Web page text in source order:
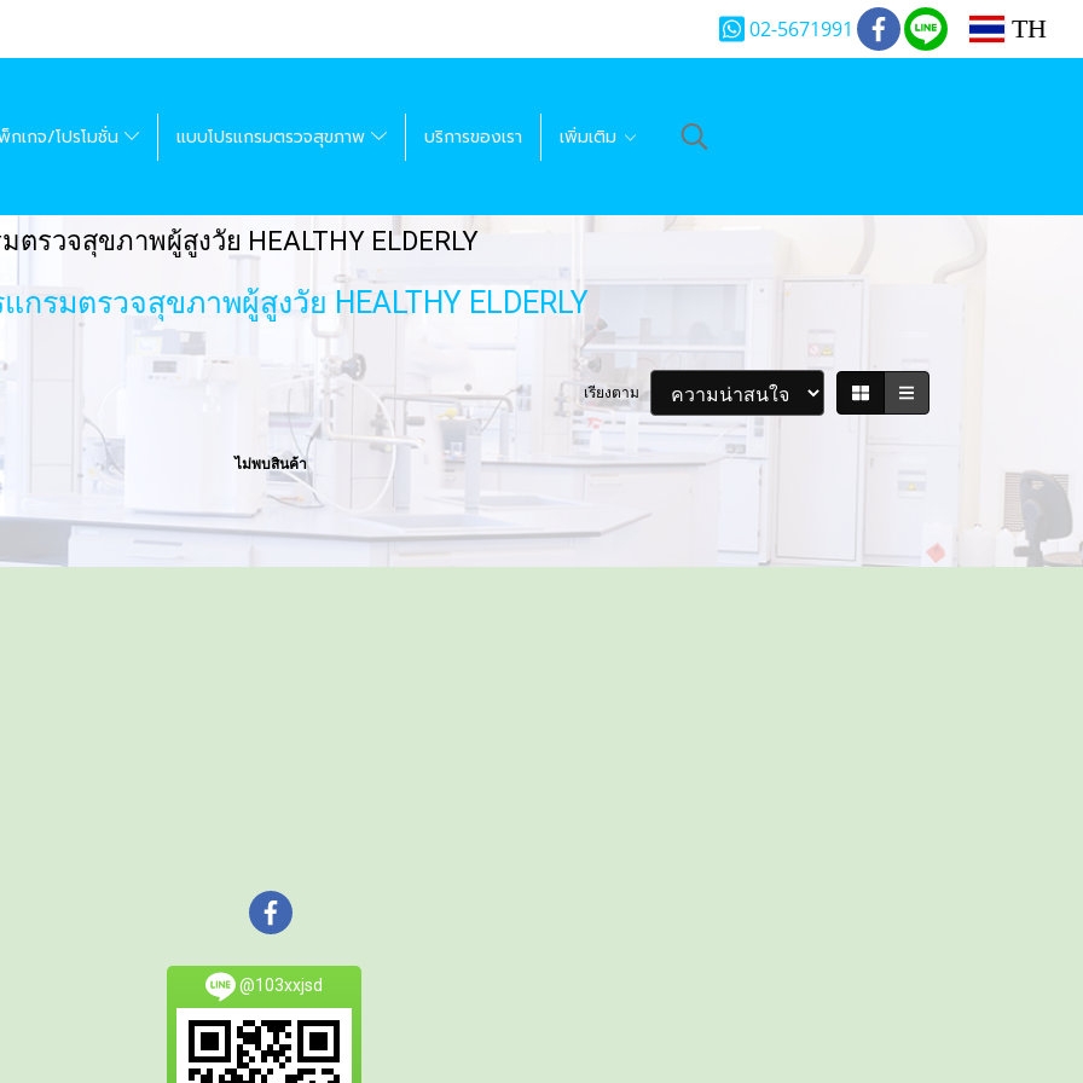
02-5671991 TH
กเกจ/โปรโมชั่น แบบโปรแกรมตรวจสุขภาพ บริการของเรา เพิ่มเติม
ตรวจสุขภาพผู้สูงวัย HEALTHY ELDERLY
กรมตรวจสุขภาพผู้สูงวัย HEALTHY ELDERLY
เรียงตาม
ไม่พบสินค้า
@103xxjsd